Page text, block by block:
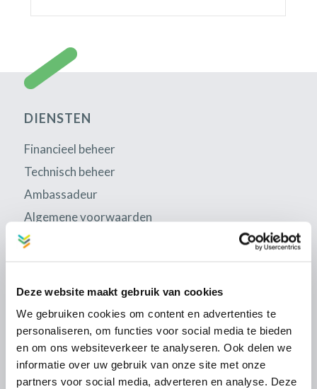
Deze website maakt gebruik van cookies
We gebruiken cookies om content en advertenties te
personaliseren, om functies voor social media te bieden
en om ons websiteverkeer te analyseren. Ook delen we
informatie over uw gebruik van onze site met onze
partners voor social media, adverteren en analyse. Deze
DIENSTEN
Financieel beheer
Technisch beheer
Ambassadeur
Algemene voorwaarden
Disclaimer